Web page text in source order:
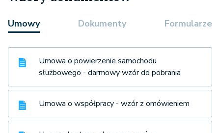
Umowy Dokumenty Formularze
Umowa o powierzenie samochodu
służbowego - darmowy wzór do pobrania
Umowa o współpracy - wzór z omówieniem